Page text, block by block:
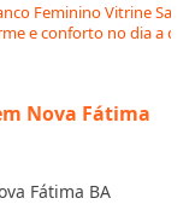
Feminino Vitrine Salto:
e conforto no dia a dia
Nova Fátima
Fátima BA